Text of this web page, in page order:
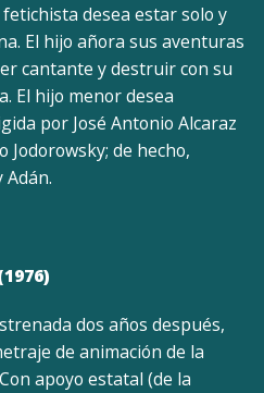
desea estar solo y
El hijo añora sus aventuras
cantante y destruir con su
El hijo menor desea
por José Antonio Alcaraz
de hecho,
dos años después,
de animación de la
apoyo estatal (de la